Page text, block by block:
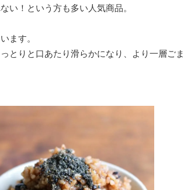
い！という方も多い人気商品。
ます。
とりと口あたり滑らかになり、より一層ご